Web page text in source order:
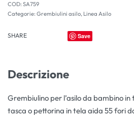
SA759
Categorie: Grembiulini asilo, Linea Asilo
SHARE Save
Descrizione
Grembiulino per l’asilo da bambino
tasca o pettorina in tela aida 55 fori